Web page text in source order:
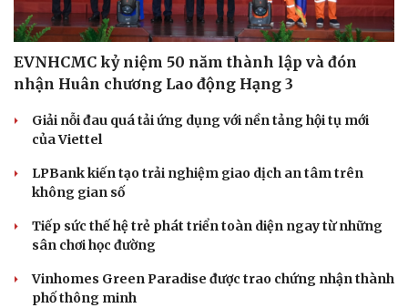
EVNHCMC kỷ niệm 50 năm thành lập và đón
nhận Huân chương Lao động Hạng 3
Giải nỗi đau quá tải ứng dụng với nền tảng hội tụ mới
của Viettel
LPBank kiến tạo trải nghiệm giao dịch an tâm trên
không gian số
Tiếp sức thế hệ trẻ phát triển toàn diện ngay từ những
sân chơi học đường
Vinhomes Green Paradise được trao chứng nhận thành
phố thông minh